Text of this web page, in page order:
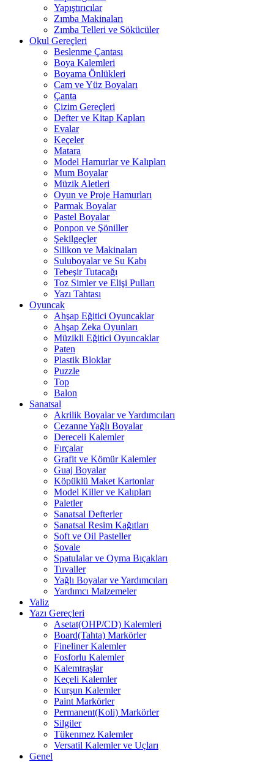
Yapıştırıcılar
Zımba Makinaları
Zımba Telleri ve Sökücüler
Okul Gereçleri
Beslenme Çantası
Boya Kalemleri
Boyama Önlükleri
Cam ve Yüz Boyaları
Çanta
Çizim Gereçleri
Defter ve Kitap Kapları
Evalar
Keçeler
Matara
Model Hamurlar ve Kalıpları
Mum Boyalar
Müzik Aletleri
Oyun ve Proje Hamurları
Parmak Boyalar
Pastel Boyalar
Ponpon ve Şöniller
Şekilgeçler
Silikon ve Makinaları
Suluboyalar ve Su Kabı
Tebeşir Tutacağı
Toz Simler ve Elişi Pulları
Yazı Tahtası
Oyuncak
Ahşap Eğitici Oyuncaklar
Ahşap Zeka Oyunları
Müzikli Eğitici Oyuncaklar
Paten
Plastik Bloklar
Puzzle
Top
Balon
Sanatsal
Akrilik Boyalar ve Yardımcıları
Cezanne Yağlı Boyalar
Dereceli Kalemler
Fırçalar
Grafit ve Kömür Kalemler
Guaj Boyalar
Köpüklü Maket Kartonlar
Model Killer ve Kalıpları
Paletler
Sanatsal Defterler
Sanatsal Resim Kağıtları
Soft ve Oil Pasteller
Şovale
Spatulalar ve Oyma Bıçakları
Tuvaller
Yağlı Boyalar ve Yardımcıları
Yardımcı Malzemeler
Valiz
Yazı Gereçleri
Asetat(OHP/CD) Kalemleri
Board(Tahta) Markörler
Fineliner Kalemler
Fosforlu Kalemler
Kalemtraşlar
Keçeli Kalemler
Kurşun Kalemler
Paint Markörler
Permanent(Koli) Markörler
Silgiler
Tükenmez Kalemler
Versatil Kalemler ve Uçları
Genel